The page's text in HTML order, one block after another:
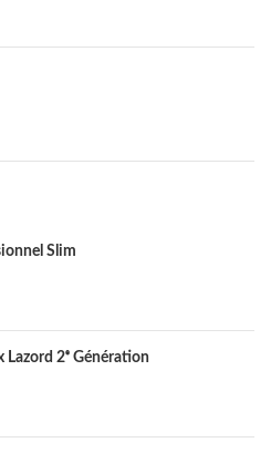
Slim
Lazord 2ᵉ Génération